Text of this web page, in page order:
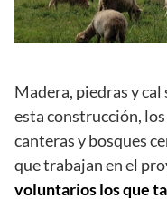
Madera, piedras y
esta construcción,
canteras y bosques
que trabajan en el
voluntarios los que